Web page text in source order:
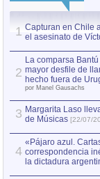
1 Capturan en Chile
el asesinato de
2
La comparsa
mayor desfile de
hecho fuera de
por Manel Gausachs
3 Margarita Laso
de Músicas [22/07/
4
«Pájaro azul.
correspondencia
la dictadura